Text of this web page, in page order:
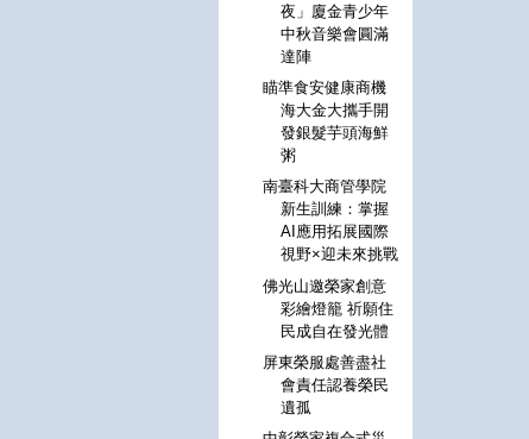
夜」廈金青少年
中秋音樂會圓滿
達陣
瞄準食安健康商機
海大金大攜手開
發銀髮芋頭海鮮
粥
南臺科大商管學院
新生訓練：掌握
AI應用拓展國際
視野×迎未來挑戰
佛光山邀榮家創意
彩繪燈籠 祈願住
民成自在發光體
屏東榮服處善盡社
會責任認養榮民
遺孤